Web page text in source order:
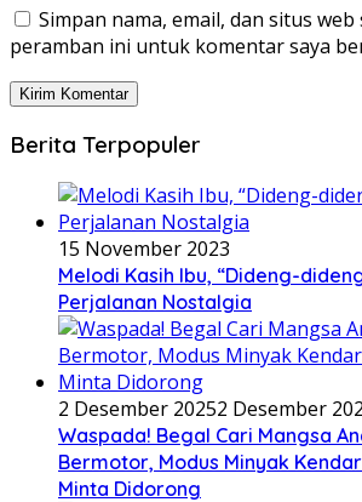
Simpan nama, email, dan situs web
peramban ini untuk komentar saya
Berita Terpopuler
15 November 2023
Melodi Kasih Ibu, “Dideng-
Perjalanan Nostalgia
2 Desember 20252 Desember
Waspada! Begal Cari Mangsa
Bermotor, Modus Minyak
Minta Didorong